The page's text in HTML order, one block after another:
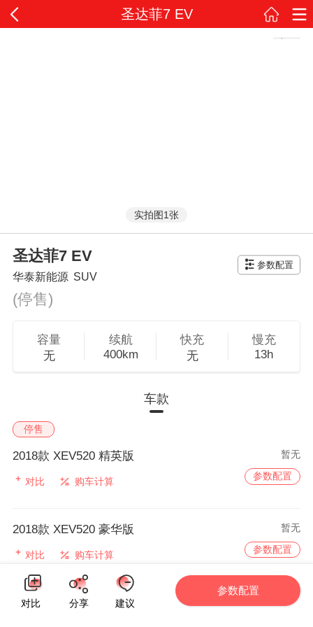
圣达菲7 EV
实拍图1张
圣达菲7 EV
华泰新能源 SUV
参数配置
(停售)
容量
无
续航
400km
快充
无
慢充
13h
车款
停售
2018款 XEV520 精英版 暂无
对比 购车计算 参数配置
2018款 XEV520 豪华版 暂无
对比 购车计算 参数配置
对比 分享 建议
参数配置